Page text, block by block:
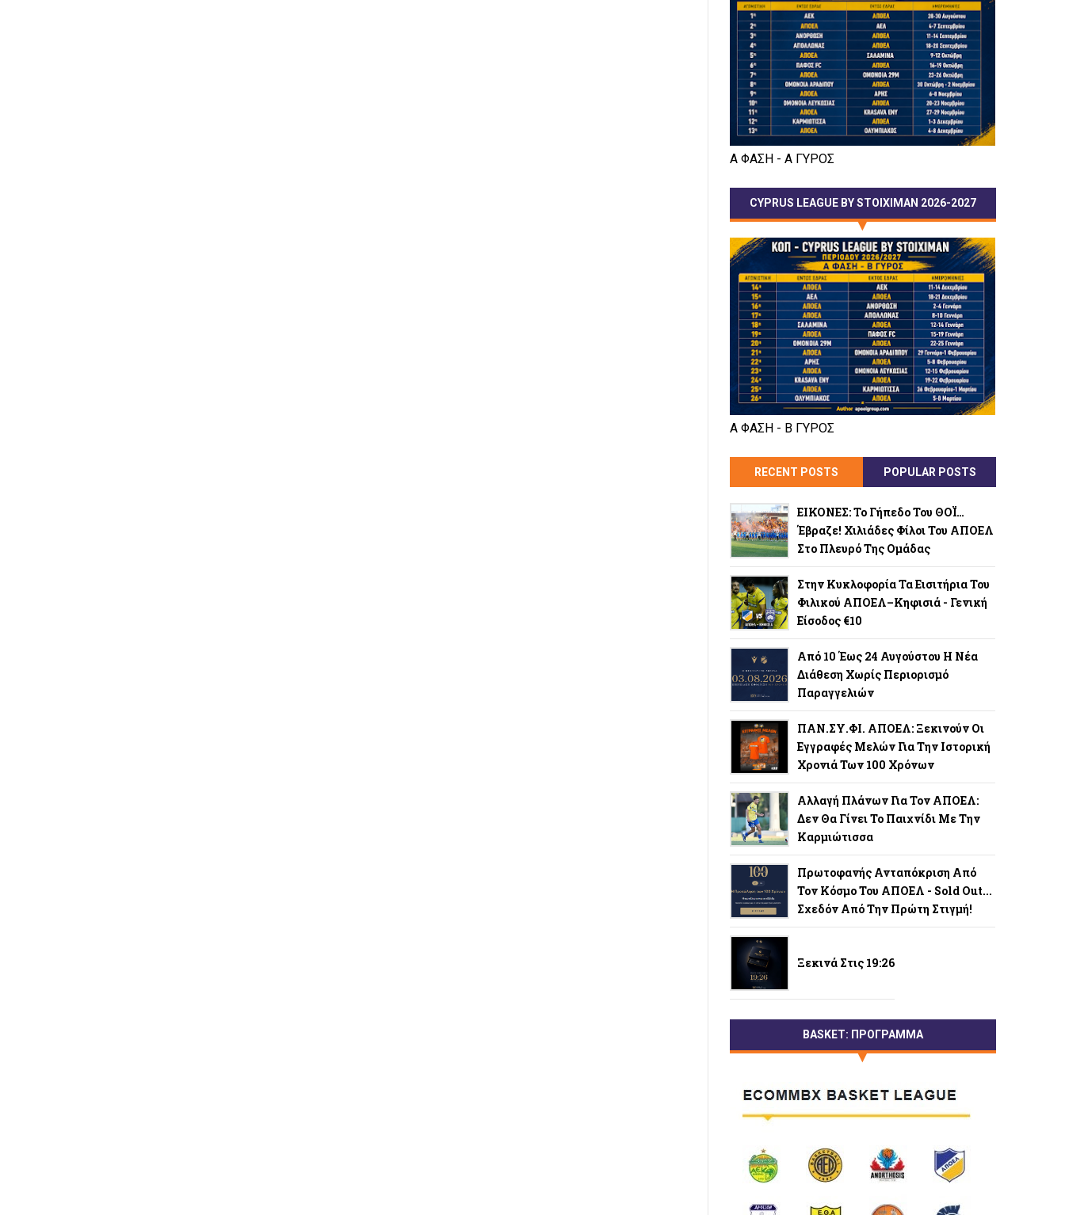
Α ΦΑΣΗ - Α ΓΥΡΟΣ
CYPRUS LEAGUE BY STOIXIMAN 2026-2027
Α ΦΑΣΗ - Β ΓΥΡΟΣ
RECENT POSTS POPULAR POSTS
ΕΙΚΟΝΕΣ: Το Γήπεδο Του ΘΟΪ…
Έβραζε! Χιλιάδες Φίλοι Του ΑΠΟΕΛ
Στο Πλευρό Της Ομάδας
Στην Κυκλοφορία Τα Εισιτήρια Του
Φιλικού ΑΠΟΕΛ–Κηφισιά - Γενική
Είσοδος €10
Από 10 Έως 24 Αυγούστου Η Νέα
Διάθεση Χωρίς Περιορισμό
Παραγγελιών
ΠΑΝ.ΣΥ.ΦΙ. ΑΠΟΕΛ: Ξεκινούν Οι
Εγγραφές Μελών Για Την Ιστορική
Χρονιά Των 100 Χρόνων
Αλλαγή Πλάνων Για Τον ΑΠΟΕΛ:
Δεν Θα Γίνει Το Παιχνίδι Με Την
Καρμιώτισσα
Πρωτοφανής Ανταπόκριση Από
Τον Κόσμο Του ΑΠΟΕΛ - Sold Out...
Σχεδόν Από Την Πρώτη Στιγμή!
Ξεκινά Στις 19:26
BASKET: ΠΡΟΓΡΑΜΜΑ